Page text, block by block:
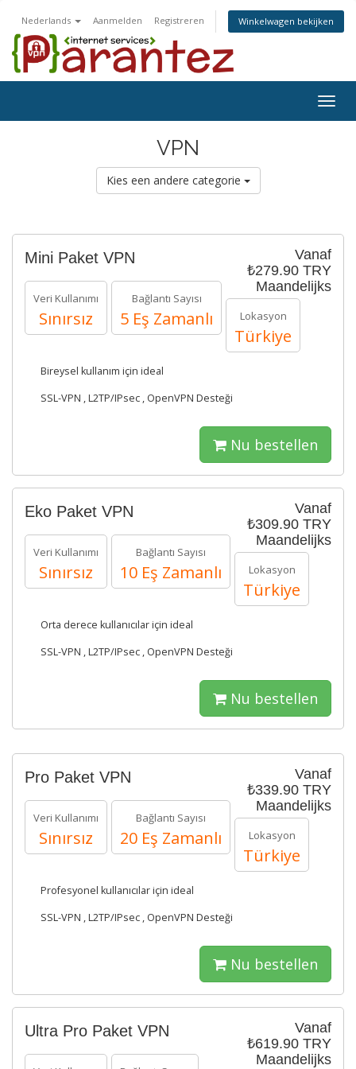
Nederlands Aanmelden Registreren Winkelwagen bekijken
VPN
Kies een andere categorie
Vanaf
₺279.90 TRY
Maandelijks
Mini Paket VPN
Veri Kullanımı
Sınırsız
Bağlantı Sayısı
5 Eş Zamanlı Lokasyon
Türkiye
Bireysel kullanım için ideal
SSL-VPN , L2TP/IPsec , OpenVPN Desteği
Nu bestellen
Vanaf
₺309.90 TRY
Maandelijks
Eko Paket VPN
Veri Kullanımı
Sınırsız
Bağlantı Sayısı
10 Eş Zamanlı Lokasyon
Türkiye
Orta derece kullanıcılar için ideal
SSL-VPN , L2TP/IPsec , OpenVPN Desteği
Nu bestellen
Vanaf
₺339.90 TRY
Maandelijks
Pro Paket VPN
Veri Kullanımı
Sınırsız
Bağlantı Sayısı
20 Eş Zamanlı Lokasyon
Türkiye
Profesyonel kullanıcılar için ideal
SSL-VPN , L2TP/IPsec , OpenVPN Desteği
Nu bestellen
Vanaf
₺619.90 TRY
Maandelijks
Ultra Pro Paket VPN